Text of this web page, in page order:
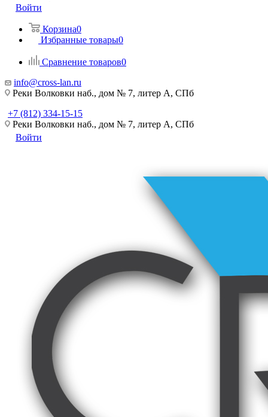
Войти
Корзина0
Избранные товары0
Сравнение товаров0
info@cross-lan.ru
Реки Волковки наб., дом № 7, литер А, СПб
+7 (812) 334-15-15
Реки Волковки наб., дом № 7, литер А, СПб
Войти